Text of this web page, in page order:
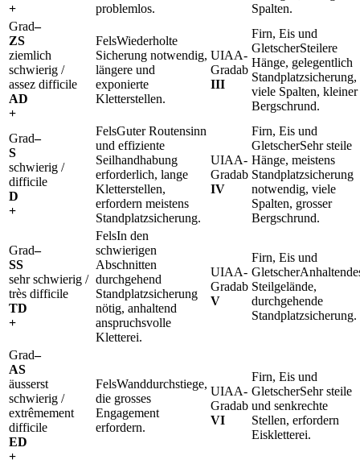
+
problemlos.
Spalten.
–
ZS
ziemlich
schwierig /
assez difficile
AD
+
Wiederholte
Sicherung notwendig,
längere und
exponierte
Kletterstellen.
ab
III
Steilere
Hänge, gelegentlich
Standplatzsicherung,
viele Spalten, kleiner
Bergschrund.
–
S
schwierig /
difficile
D
+
Guter Routensinn
und effiziente
Seilhandhabung
erforderlich, lange
Kletterstellen,
erfordern meistens
Standplatzsicherung.
ab
IV
Sehr steile
Hänge, meistens
Standplatzsicherung
notwendig, viele
Spalten, grosser
Bergschrund.
–
SS
sehr schwierig /
très difficile
TD
+
In den
schwierigen
Abschnitten
durchgehend
Standplatzsicherung
nötig, anhaltend
anspruchsvolle
Kletterei.
ab
V
Steilgelände,
durchgehende
Standplatzsicherung.
–
AS
äusserst
schwierig /
extrêmement
difficile
ED
+
Wanddurchstiege,
die grosses
Engagement
erfordern.
ab
VI
Sehr steile
und senkrechte
Stellen, erfordern
Eiskletterei.